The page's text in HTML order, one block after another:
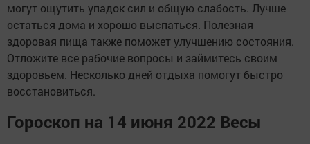
могут ощутить упадок сил и общую слабость. Лучше
остаться дома и хорошо выспаться. Полезная
здоровая пища также поможет улучшению состояния.
Отложите все рабочие вопросы и займитесь своим
здоровьем. Несколько дней отдыха помогут быстро
восстановиться.
Гороскоп на 14 июня 2022 Весы